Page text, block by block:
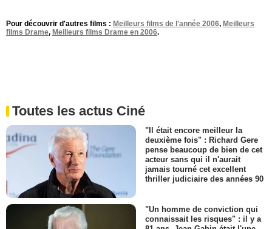
Pour découvrir d'autres films : Meilleurs films de l'année 2006, Meilleurs
films Drame, Meilleurs films Drame en 2006.
Toutes les actus Ciné
"Il était encore meilleur la
deuxième fois" : Richard Gere
pense beaucoup de bien de cet
acteur sans qui il n'aurait
jamais tourné cet excellent
thriller judiciaire des années 90
"Un homme de conviction qui
connaissait les risques" : il y a